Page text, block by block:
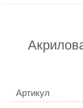
Артикул